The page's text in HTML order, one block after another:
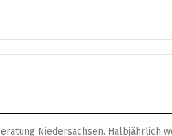
Niedersachsen. Halbjährlich